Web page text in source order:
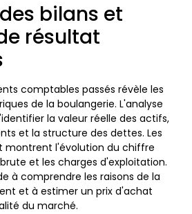
bilans et
résultat
comptables passés révèle les
de la boulangerie. L'analyse
la valeur réelle des actifs,
et la structure des dettes. Les
montrent l'évolution du chiffre
et les charges d'exploitation.
à comprendre les raisons de la
et à estimer un prix d'achat
du marché.